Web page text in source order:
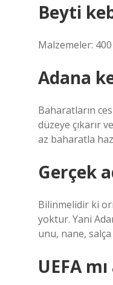
Beyti
Malzemeler:
Adana
Baharatların
düzeye çıkarır
az baharatla
Gerçek
Bilinmelidir ki
yoktur. Yani
unu, nane,
UEFA